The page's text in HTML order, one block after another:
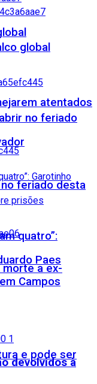
global
no feriado
quatro”:
Paes
e pode ser
atentados
feriado desta
a ex-
Campos
devolvidos à